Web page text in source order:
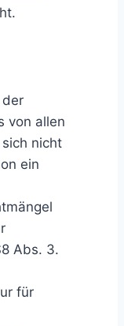
der
von allen
nicht
ein
Abs. 3.
für